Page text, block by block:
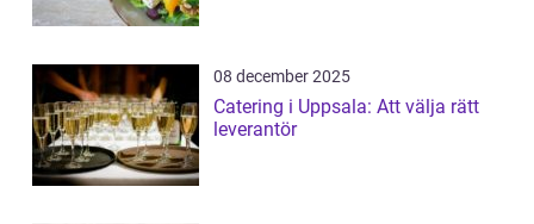
08 december 2025
Catering i Uppsala: Att välja rätt
leverantör